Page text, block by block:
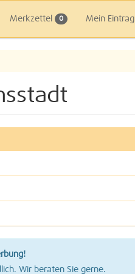
Merkzettel 0 Mein Eintrag
Wir beraten Sie gerne.